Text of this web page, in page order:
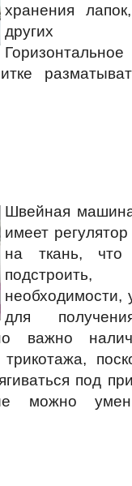
хранения
других
Швейная
имеет
на ткань, что
необходимости,
для
важно
под
можно